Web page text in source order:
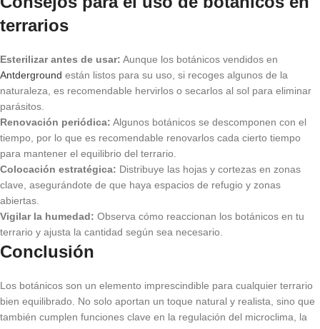
terrarios
Esterilizar antes de usar: Aunque los botánicos vendidos en
Antderground están listos para su uso, si recoges algunos de la
naturaleza, es recomendable hervirlos o secarlos al sol para eliminar
parásitos.
Renovación periódica: Algunos botánicos se descomponen con el
tiempo, por lo que es recomendable renovarlos cada cierto tiempo
para mantener el equilibrio del terrario.
Colocación estratégica: Distribuye las hojas y cortezas en zonas
clave, asegurándote de que haya espacios de refugio y zonas
abiertas.
Vigilar la humedad: Observa cómo reaccionan los botánicos en tu
terrario y ajusta la cantidad según sea necesario.
Conclusión
Los botánicos son un elemento imprescindible para cualquier terrario
bien equilibrado. No solo aportan un toque natural y realista, sino que
también cumplen funciones clave en la regulación del microclima, la